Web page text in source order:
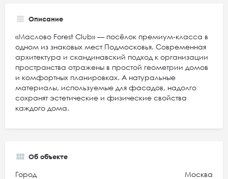
Описание
«Маслово Forest Club» — посёлок премиум-класса в
одном из знаковых мест Подмосковья. Современная
архитектура и скандинавский подход к организации
пространства отражены в простой геометрии домов
и комфортных планировках. А натуральные
материалы, используемые для фасадов, надолго
сохранят эстетические и физические свойства
каждого дома.
Об объекте
Город Москва